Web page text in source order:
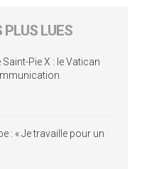
LUES
Pie X : le Vatican
: « Je travaille pour un